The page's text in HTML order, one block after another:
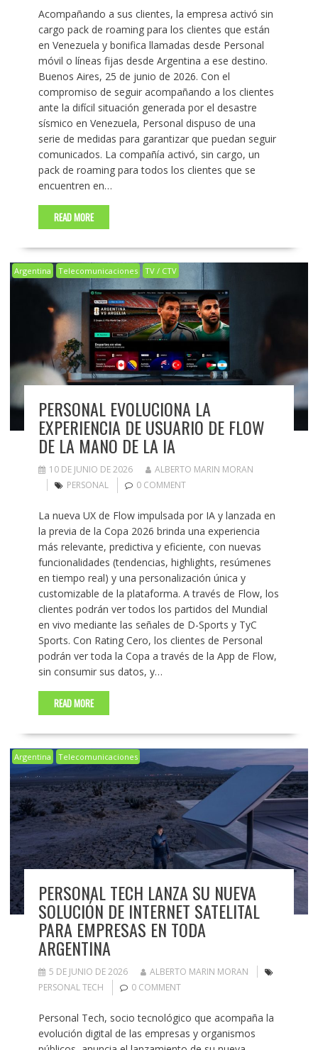
Acompañando a sus clientes, la empresa activó sin
cargo pack de roaming para los clientes que están
en Venezuela y bonifica llamadas desde Personal
móvil o líneas fijas desde Argentina a ese destino.
Buenos Aires, 25 de junio de 2026. Con el
compromiso de seguir acompañando a los clientes
ante la difícil situación generada por el desastre
sísmico en Venezuela, Personal dispuso de una
serie de medidas para garantizar que puedan seguir
comunicados. La compañía activó, sin cargo, un
pack de roaming para todos los clientes que se
encuentren en…
READ MORE
Argentina Telecomunicaciones TV / CTV
PERSONAL EVOLUCIONA LA
EXPERIENCIA DE USUARIO DE FLOW
DE LA MANO DE LA IA
10 DE JUNIO DE 2026
ALBERTO MARIN MORAN
PERSONAL
0 COMMENT
La nueva UX de Flow impulsada por IA y lanzada en
la previa de la Copa 2026 brinda una experiencia
más relevante, predictiva y eficiente, con nuevas
funcionalidades (tendencias, highlights, resúmenes
en tiempo real) y una personalización única y
customizable de la plataforma. A través de Flow, los
clientes podrán ver todos los partidos del Mundial
en vivo mediante las señales de D-Sports y TyC
Sports. Con Rating Cero, los clientes de Personal
podrán ver toda la Copa a través de la App de Flow,
sin consumir sus datos, y…
READ MORE
Argentina Telecomunicaciones
PERSONAL TECH LANZA SU NUEVA
SOLUCIÓN DE INTERNET SATELITAL
PARA EMPRESAS EN TODA
ARGENTINA
5 DE JUNIO DE 2026
ALBERTO MARIN MORAN
PERSONAL TECH
0 COMMENT
Personal Tech, socio tecnológico que acompaña la
evolución digital de las empresas y organismos